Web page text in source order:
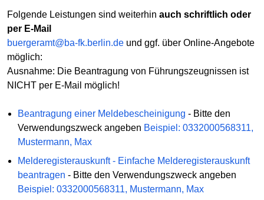
Folgende Leistungen sind weiterhin auch schriftlich oder
per E-Mail
buergeramt@ba-fk.berlin.de und ggf. über Online-Angebote
möglich:
Ausnahme: Die Beantragung von Führungszeugnissen ist
NICHT per E-Mail möglich!
Beantragung einer Meldebescheinigung - Bitte den
Verwendungszweck angeben Beispiel: 0332000568311,
Mustermann, Max
Melderegisterauskunft - Einfache Melderegisterauskunft
beantragen - Bitte den Verwendungszweck angeben
Beispiel: 0332000568311, Mustermann, Max